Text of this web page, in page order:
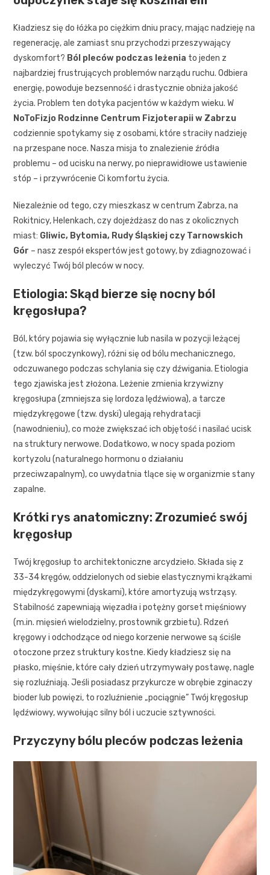
Kładziesz się do łóżka po ciężkim dniu pracy, mając nadzieję na
regenerację, ale zamiast snu przychodzi przeszywający
dyskomfort? Ból pleców podczas leżenia to jeden z
najbardziej frustrujących problemów narządu ruchu. Odbiera
energię, powoduje bezsenność i drastycznie obniża jakość
życia. Problem ten dotyka pacjentów w każdym wieku. W
NoToFizjo Rodzinne Centrum Fizjoterapii w Zabrzu
codziennie spotykamy się z osobami, które straciły nadzieję
na przespane noce. Nasza misja to znalezienie źródła
problemu – od ucisku na nerwy, po nieprawidłowe ustawienie
stóp – i przywrócenie Ci komfortu życia.
Niezależnie od tego, czy mieszkasz w centrum Zabrza, na
Rokitnicy, Helenkach, czy dojeżdżasz do nas z okolicznych
miast: Gliwic, Bytomia, Rudy Śląskiej czy Tarnowskich
Gór – nasz zespół ekspertów jest gotowy, by zdiagnozować i
wyleczyć Twój ból pleców w nocy.
Etiologia: Skąd bierze się nocny ból
kręgosłupa?
Ból, który pojawia się wyłącznie lub nasila w pozycji leżącej
(tzw. ból spoczynkowy), różni się od bólu mechanicznego,
odczuwanego podczas schylania się czy dźwigania. Etiologia
tego zjawiska jest złożona. Leżenie zmienia krzywizny
kręgosłupa (zmniejsza się lordoza lędźwiowa), a tarcze
międzykręgowe (tzw. dyski) ulegają rehydratacji
(nawodnieniu), co może zwiększać ich objętość i nasilać ucisk
na struktury nerwowe. Dodatkowo, w nocy spada poziom
kortyzolu (naturalnego hormonu o działaniu
przeciwzapalnym), co uwydatnia tlące się w organizmie stany
zapalne.
Krótki rys anatomiczny: Zrozumieć swój
kręgosłup
Twój kręgosłup to architektoniczne arcydzieło. Składa się z
33-34 kręgów, oddzielonych od siebie elastycznymi krążkami
międzykręgowymi (dyskami), które amortyzują wstrząsy.
Stabilność zapewniają więzadła i potężny gorset mięśniowy
(m.in. mięsień wielodzielny, prostownik grzbietu). Rdzeń
kręgowy i odchodzące od niego korzenie nerwowe są ściśle
otoczone przez struktury kostne. Kiedy kładziesz się na
płasko, mięśnie, które cały dzień utrzymywały postawę, nagle
się rozluźniają. Jeśli posiadasz przykurcze w obrębie zginaczy
bioder lub powięzi, to rozluźnienie „pociągnie” Twój kręgosłup
lędźwiowy, wywołując silny ból i uczucie sztywności.
Przyczyny bólu pleców podczas leżenia